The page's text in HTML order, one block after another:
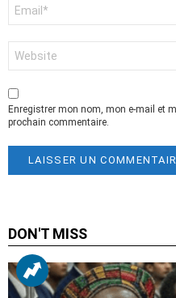
mail
*
web
Enregistrer mon nom, mon e-mail et
prochain commentaire.
DON'T MISS